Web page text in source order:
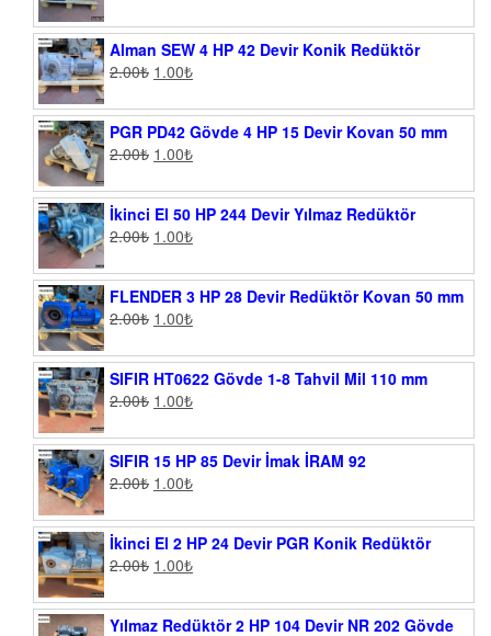
Alman SEW 4 HP 42 Devir Konik Redüktör
2.00₺ 1.00₺
PGR PD42 Gövde 4 HP 15 Devir Kovan 50 mm
2.00₺ 1.00₺
İkinci El 50 HP 244 Devir Yılmaz Redüktör
2.00₺ 1.00₺
FLENDER 3 HP 28 Devir Redüktör Kovan 50 mm
2.00₺ 1.00₺
SIFIR HT0622 Gövde 1-8 Tahvil Mil 110 mm
2.00₺ 1.00₺
SIFIR 15 HP 85 Devir İmak İRAM 92
2.00₺ 1.00₺
İkinci El 2 HP 24 Devir PGR Konik Redüktör
2.00₺ 1.00₺
Yılmaz Redüktör 2 HP 104 Devir NR 202 Gövde